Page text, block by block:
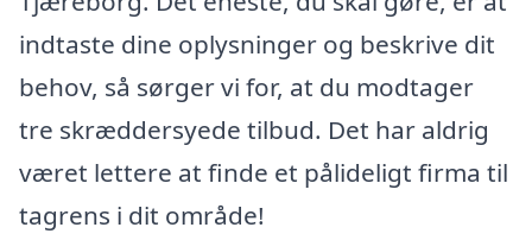
indtaste dine oplysninger og beskrive dit
behov, så sørger vi for, at du modtager
tre skræddersyede tilbud. Det har aldrig
været lettere at finde et pålideligt firma til
tagrens i dit område!